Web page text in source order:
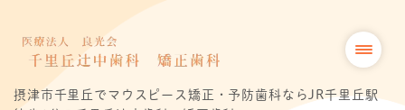
摂津市千里丘でマウスピース矯正・予防歯科ならJR千里丘駅